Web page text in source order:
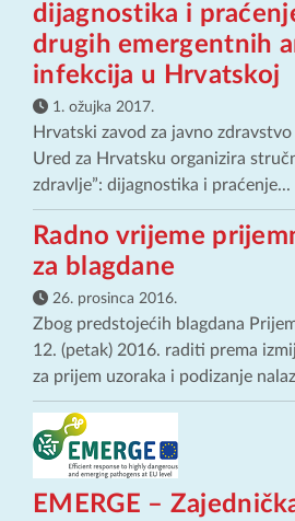
dijagnostika i
drugih emergentnih
infekcija u Hrvatskoj
1. ožujka 2017.
Hrvatski zavod za javno
Ured za Hrvatsku organizira
zdravlje”: dijagnostika i praćenje...
Radno vrijeme
za blagdane
26. prosinca 2016.
Zbog predstojećih blagdana
12. (petak) 2016. raditi prema
za prijem uzoraka i podizanje
EMERGE –